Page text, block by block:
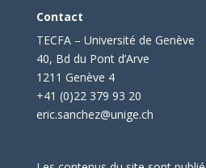
Contact
TECFA – Université de Genève
40, Bd du Pont d’Arve
1211 Genève 4
+41 (0)22 379 93 20
eric.sanchez@unige.ch